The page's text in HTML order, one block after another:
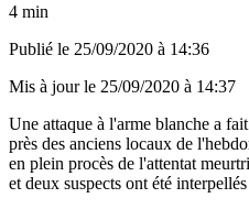
4 min
Publié le 25/09/2020 à 14:36
Mis à jour le 25/09/2020 à 14:37
Une attaque à l'arme blanche a
près des anciens locaux de
en plein procès de l'attentat
et deux suspects ont été